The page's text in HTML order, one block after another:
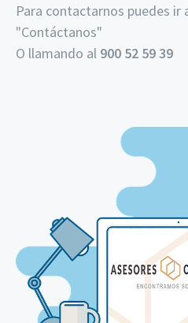
Para contactarnos puedes ir
"Contáctanos"
O llamando al 900 52 59 39